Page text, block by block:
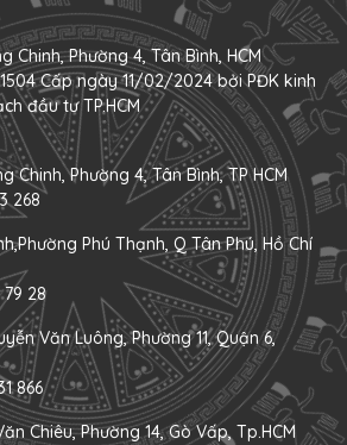
Chinh, Phường 4, Tân Bình, HCM
Cấp ngày 11/02/2024 bởi PĐK kinh
đầu tư TP.HCM
Chinh, Phường 4, Tân Bình, TP HCM
268
Phú Thạnh, Q Tân Phú, Hồ Chí
79 28
Văn Luông, Phường 11, Quận 6,
866
Chiêu, Phường 14, Gò Vấp, Tp.HCM